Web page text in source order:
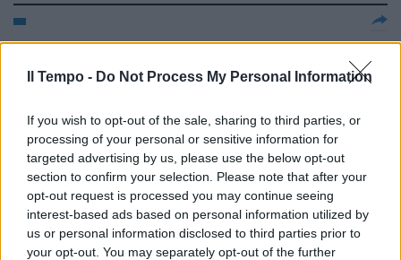
Il Tempo - Do Not Process My Personal Information
If you wish to opt-out of the sale, sharing to third parties, or
processing of your personal or sensitive information for
targeted advertising by us, please use the below opt-out
section to confirm your selection. Please note that after your
opt-out request is processed you may continue seeing
interest-based ads based on personal information utilized by
us or personal information disclosed to third parties prior to
your opt-out. You may separately opt-out of the further
Crisi, debiti e interessi. Imprese
in ginocchio
Saper andare contro «È ora che
questi signori (di destra, sinistra
e centro) la piantino di
salvaguardare solo i loro
interessi.